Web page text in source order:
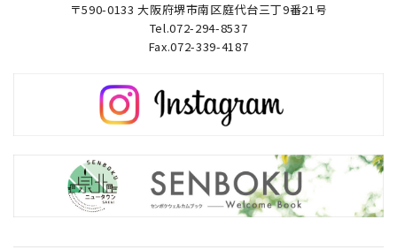
〒590-0133 大阪府堺市南区庭代台三丁9番21号
Tel.072-294-8537
Fax.072-339-4187